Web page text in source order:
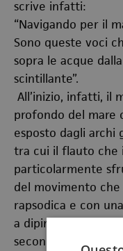
scrive infatti:
“Navigando per il
Sono queste voci
sopra le acque
scintillante”.
All’inizio, infatti, il
profondo del mare
esposto dagli archi
tra cui il flauto che
particolarmente
del movimento che
rapsodica e con
a dipingere una
secondo